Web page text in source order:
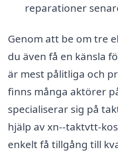
reparationer
Genom att be om tre
du även få en känsla
är mest pålitliga och
finns många aktörer
specialiserar sig på
hjälp av xn--taktvtt-
enkelt få tillgång till